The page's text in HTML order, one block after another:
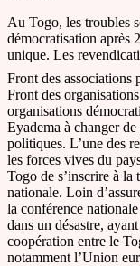
Au Togo, les troubles
démocratisation après
unique. Les
Front des
Front des
organisations
Eyadema à changer
politiques. L’une des
les forces vives du
Togo de s’inscrire à la
nationale. Loin
la conférence
dans un désastre,
coopération entre le
notamment l’Union